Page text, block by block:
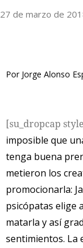
Cultura
27 de marzo de
Por Jorge Alonso
[su_dropcap
imposible que
tenga buena
metieron los
promocionarla:
psicópatas elige
matarla y así
sentimientos. La